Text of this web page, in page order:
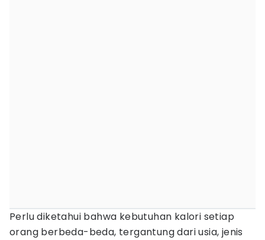
Perlu diketahui bahwa kebutuhan kalori setiap
orang berbeda-beda, tergantung dari usia, jenis